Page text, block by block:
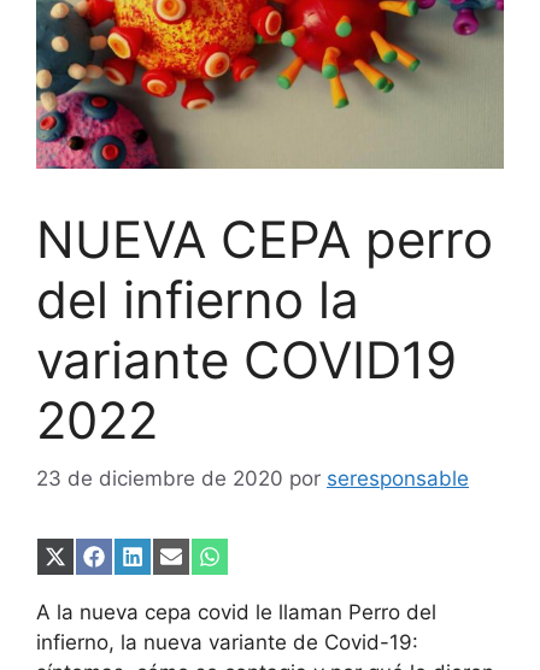
NUEVA CEPA perro
del infierno la
variante COVID19
2022
23 de diciembre de 2020 por seresponsable
Compartir
X
(Twitter)
Compartir
Facebook
Compartir
LinkedIn
Compartir
Email
Compartir
WhatsApp
A la nueva cepa covid le llaman Perro del
infierno, la nueva variante de Covid-19: